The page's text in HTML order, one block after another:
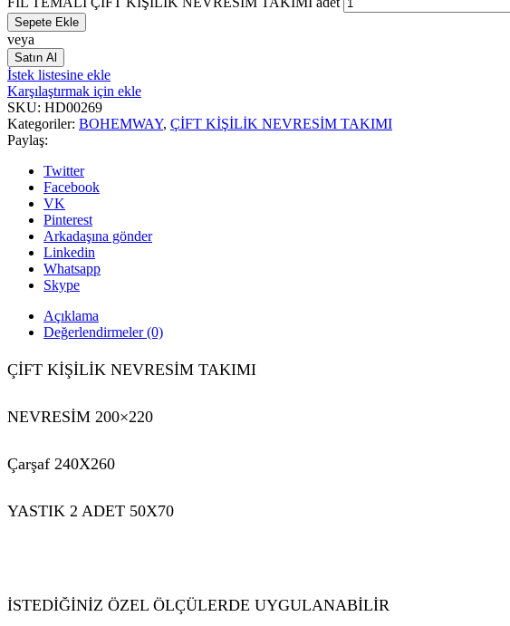
Sepete Ekle
veya
Satın Al
İstek listesine ekle
Karşılaştırmak için ekle
SKU: HD00269
Kategoriler: BOHEMWAY, ÇİFT KİŞİLİK NEVRESİM TAKIMI
Paylaş:
Twitter
Facebook
VK
Pinterest
Arkadaşına gönder
Linkedin
Whatsapp
Skype
Açıklama
Değerlendirmeler (0)
ÇİFT KİŞİLİK NEVRESİM TAKIMI
NEVRESİM 200×220
Çarşaf 240X260
YASTIK 2 ADET 50X70
İSTEDİĞİNİZ ÖZEL ÖLÇÜLERDE UYGULANABİLİR